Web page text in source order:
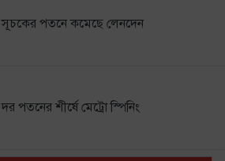
সূচকের পতনে কমেছে লেনদেন
দর পতনের শীর্ষে মেট্রো স্পিনিং